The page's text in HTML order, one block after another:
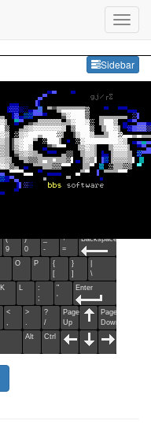
Sidebar
(
9
)
0
_
-
+
=
Backspace
O P
{
[
}
]
\
K L
:
;
"
'
Enter
<
,
>
.
?
/
Page
Up
Page
Down
Alt Ctrl